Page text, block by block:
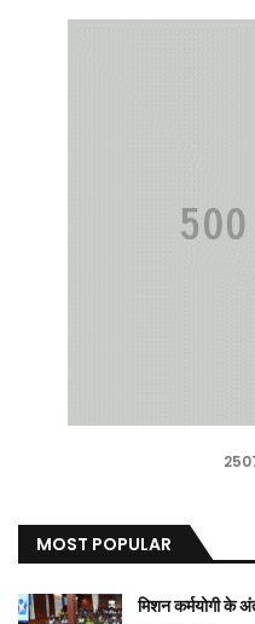
MOST POPULAR
मिशन कर्मयोगी के